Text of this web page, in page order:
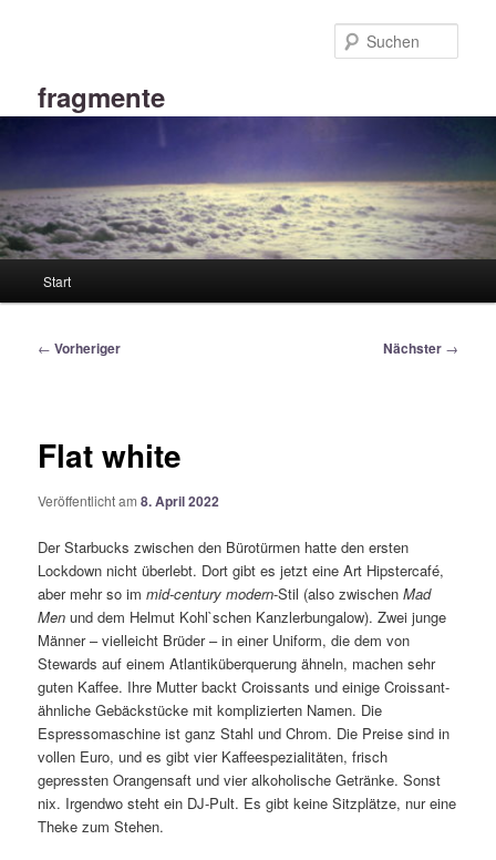
fragmente
Start
Beitragsnavigation
← Vorheriger Nächster →
Flat white
Veröffentlicht am8. April 2022
Der Starbucks zwischen den Bürotürmen hatte den ersten
Lockdown nicht überlebt. Dort gibt es jetzt eine Art Hipstercafé,
aber mehr so immid-century modern-Stil (also zwischenMad
Men und dem Helmut Kohl`schen Kanzlerbungalow). Zwei junge
Männer – vielleicht Brüder – in einer Uniform, die dem von
Stewards auf einem Atlantiküberquerung ähneln, machen sehr
guten Kaffee. Ihre Mutter backt Croissants und einige Croissant-
ähnliche Gebäckstücke mit komplizierten Namen. Die
Espressomaschine ist ganz Stahl und Chrom. Die Preise sind in
vollen Euro, und es gibt vier Kaffeespezialitäten, frisch
gepressten Orangensaft und vier alkoholische Getränke. Sonst
nix. Irgendwo steht ein DJ-Pult. Es gibt keine Sitzplätze, nur eine
Theke zum Stehen.